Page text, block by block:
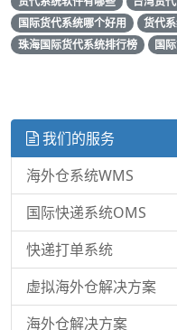
国际货代系统哪个好用
货代
珠海国际货代系统排行榜
国
我们的服务
海外仓系统WMS
国际快递系统OMS
快递打单系统
虚拟海外仓解决方案
海外仓解决方案